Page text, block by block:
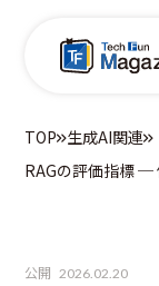
TOP 生成AI関連
RAGの評価指標 ─
公開 2026.02.20